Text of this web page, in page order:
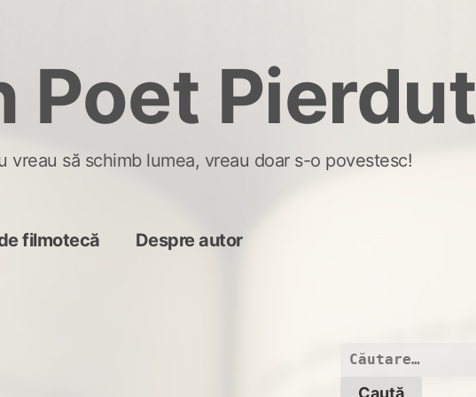
Poet Pierdut
vreau să schimb lumea, vreau doar s-o povestesc!
filmotecă Despre autor
Caută
după: